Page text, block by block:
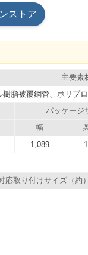
ストア
主要素
樹脂被覆鋼管、ポリプ
パッケージ
幅
1,089
応取り付けサイズ（約）